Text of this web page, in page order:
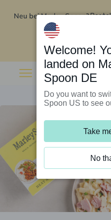
Neu bei Marley Spoon?
Rabatt auf deine
Welcome!
landed on
Spoon DE
Do you want to
Spoon US to see
Take
No